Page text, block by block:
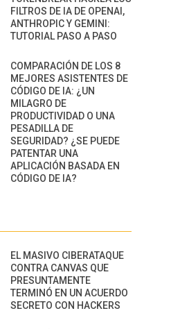
FILTROS DE IA DE OPENAI,
ANTHROPIC Y GEMINI:
TUTORIAL PASO A PASO
COMPARACIÓN DE LOS 8
MEJORES ASISTENTES DE
CÓDIGO DE IA: ¿UN
MILAGRO DE
PRODUCTIVIDAD O UNA
PESADILLA DE
SEGURIDAD? ¿SE PUEDE
PATENTAR UNA
APLICACIÓN BASADA EN
CÓDIGO DE IA?
EL MASIVO CIBERATAQUE
CONTRA CANVAS QUE
PRESUNTAMENTE
TERMINÓ EN UN ACUERDO
SECRETO CON HACKERS